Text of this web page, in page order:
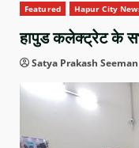
Featured Hapur City
हापुड कलेक्ट्रेट के
Satya Prakash Seeman